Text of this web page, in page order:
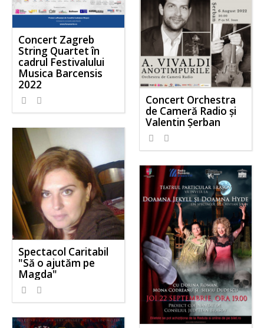
Concert Zagreb
String Quartet în
cadrul Festivalului
Musica Barcensis
2022
Concert Orchestra
de Cameră Radio și
Valentin Șerban
Spectacol Caritabil
"Să o ajutăm pe
Magda"